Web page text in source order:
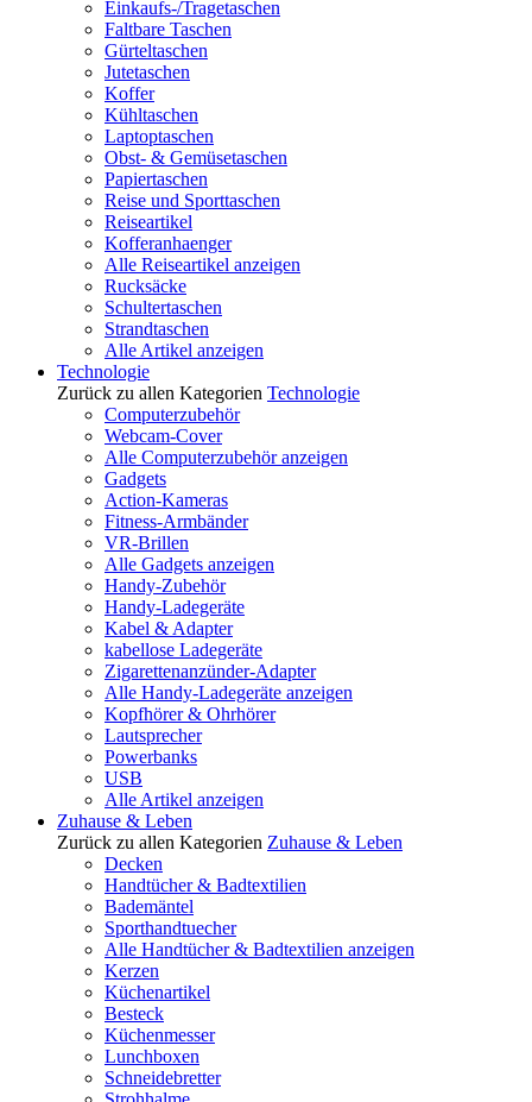
Einkaufs-/Tragetaschen
Faltbare Taschen
Gürteltaschen
Jutetaschen
Koffer
Kühltaschen
Laptoptaschen
Obst- & Gemüsetaschen
Papiertaschen
Reise und Sporttaschen
Reiseartikel
Kofferanhaenger
Alle Reiseartikel anzeigen
Rucksäcke
Schultertaschen
Strandtaschen
Alle Artikel anzeigen
Technologie
Zurück zu allen Kategorien Technologie
Computerzubehör
Webcam-Cover
Alle Computerzubehör anzeigen
Gadgets
Action-Kameras
Fitness-Armbänder
VR-Brillen
Alle Gadgets anzeigen
Handy-Zubehör
Handy-Ladegeräte
Kabel & Adapter
kabellose Ladegeräte
Zigarettenanzünder-Adapter
Alle Handy-Ladegeräte anzeigen
Kopfhörer & Ohrhörer
Lautsprecher
Powerbanks
USB
Alle Artikel anzeigen
Zuhause & Leben
Zurück zu allen Kategorien Zuhause & Leben
Decken
Handtücher & Badtextilien
Bademäntel
Sporthandtuecher
Alle Handtücher & Badtextilien anzeigen
Kerzen
Küchenartikel
Besteck
Küchenmesser
Lunchboxen
Schneidebretter